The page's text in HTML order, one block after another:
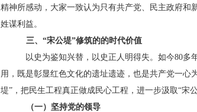
精神所感动，大家一致认为只有共产党、民主政府和
姓谋利益。
三、“宋公堤”修筑的的时代价值
以史为鉴知兴替，以史正人明得失。如今80多
用，既是彰显红色文化的遗址遗迹，也是共产党一心
堤”，把民生工程真正做成民心工程，进一步汲取“宋
（一）坚持党的领导